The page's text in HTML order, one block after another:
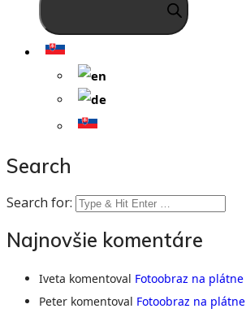
Search
Search for:
Najnovšie komentáre
Iveta komentoval Fotoobraz na plátne
Peter komentoval Fotoobraz na plátne